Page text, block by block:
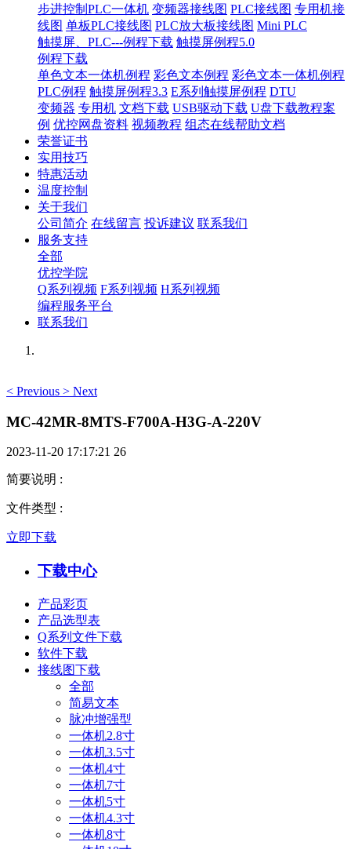
步进控制PLC一体机 变频器接线图 PLC接线图 专用机接
线图 单板PLC接线图 PLC放大板接线图 Mini PLC
触摸屏、PLC---例程下载 触摸屏例程5.0
例程下载
单色文本一体机例程 彩色文本例程 彩色文本一体机例程
PLC例程 触摸屏例程3.3 E系列触摸屏例程 DTU
变频器 专用机 文档下载 USB驱动下载 U盘下载教程案
例 优控网盘资料 视频教程 组态在线帮助文档
荣誉证书
实用技巧
特惠活动
温度控制
关于我们
公司简介 在线留言 投诉建议 联系我们
服务支持
全部
优控学院
Q系列视频 F系列视频 H系列视频
编程服务平台
联系我们
< Previous > Next
MC-42MR-8MTS-F700A-H3G-A-220V
2023-11-20 17:17:21 26
简要说明 :
文件类型 :
立即下载
下载中心
产品彩页
产品选型表
Q系列文件下载
软件下载
接线图下载
全部
简易文本
脉冲增强型
一体机2.8寸
一体机3.5寸
一体机4寸
一体机7寸
一体机5寸
一体机4.3寸
一体机8寸